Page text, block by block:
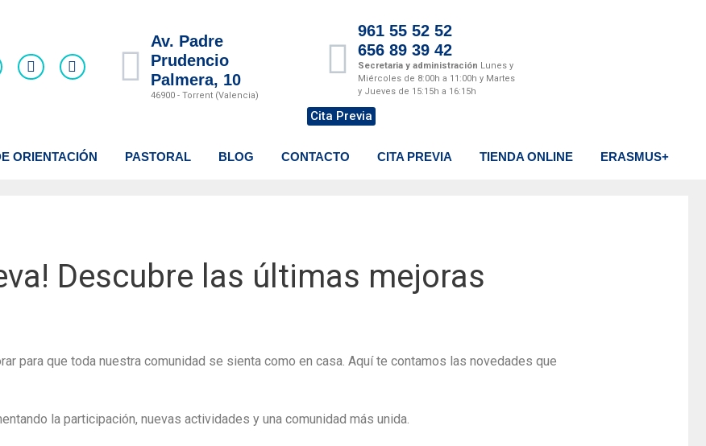
Av. Padre
Prudencio
Palmera, 10
46900 - Torrent (Valencia)
961 55 52 52
656 89 39 42
Secretaria y administración Lunes y
Miércoles de 8:00h a 11:00h y Martes
y Jueves de 15:15h a 16:15h
Cita Previa
ORIENTACIÓN PASTORAL BLOG CONTACTO CITA PREVIA TIENDA ONLINE ERASMUS+
Descubre las últimas mejoras
para que toda nuestra comunidad se sienta como en casa. Aquí te contamos las novedades que
la participación, nuevas actividades y una comunidad más unida.